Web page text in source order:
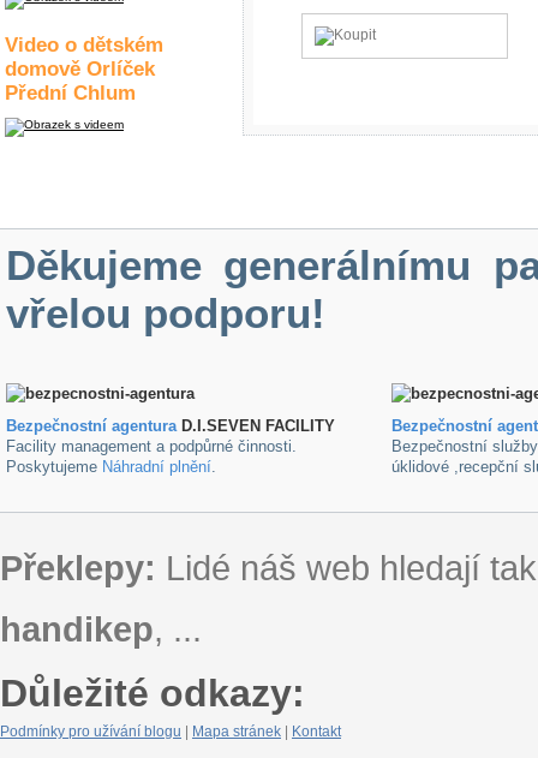
Video o dětském
domově Orlíček
Přední Chlum
Děkujeme generálnímu
vřelou podporu!
Bezpečnostní agenturaD.I.SEVEN FACILITY
Facility management a podpůrné činnosti.
Poskytujeme Náhradní plnění.
Bezpečnostní
Bezpečnostní
úklidové ,recepční
Překlepy: Lidé náš web hledají
handikep, ...
Důležité odkazy:
Podmínky pro užívání blogu Mapa stránek Kontakt